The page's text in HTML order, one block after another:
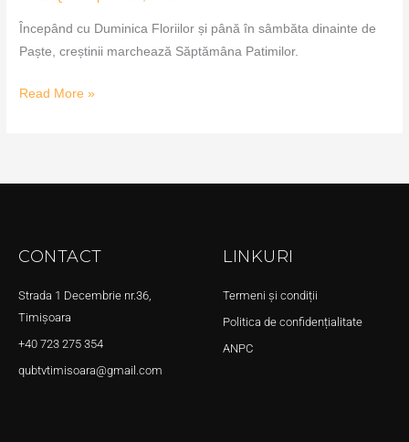
Începând cu Duminica Floriilor și până în sâmbăta dinainte de
Paște, creștinii marchează Săptămâna Patimilor.
Read More »
CONTACT
Strada 1 Decembrie nr.36,
Timișoara
+40 723 275 354
qubtvtimisoara@gmail.com
LINKURI
Termeni și condiții
Politica de confidențialitate
ANPC